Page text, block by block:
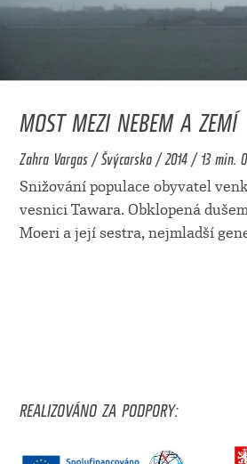
MOST MEZI NEBEM A ZEMÍ
Zahra Vargas / Švýcarsko / 2014 / 13 min.
Snižování populace obyvatel
vesnici Tawara. Obklopená
Moeri a její sestra, nejmladší
REALIZOVÁNO ZA PODPORY: